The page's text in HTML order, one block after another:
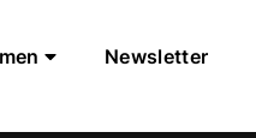
Newsletter